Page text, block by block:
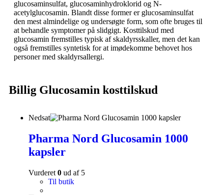
glucosaminsulfat, glucosaminhydroklorid og N-
acetylglucosamin. Blandt disse former er glucosaminsulfat
den mest almindelige og undersøgte form, som ofte bruges til
at behandle symptomer på slidgigt. Kosttilskud med
glucosamin fremstilles typisk af skaldyrsskaller, men det kan
også fremstilles syntetisk for at imødekomme behovet hos
personer med skaldyrsallergi.
Billig Glucosamin kosttilskud
Nedsat
Pharma Nord Glucosamin 1000
kapsler
Vurderet 0 ud af 5
Til butik